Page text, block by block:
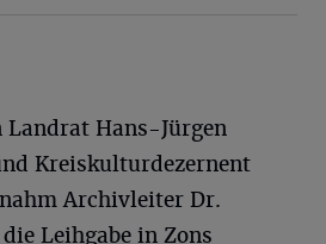
Landrat Hans-Jürgen
Kreiskulturdezernent
Archivleiter Dr.
Leihgabe in Zons